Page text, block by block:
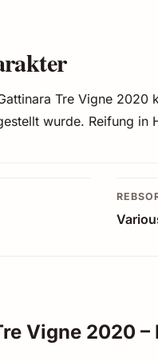
Tre Vigne 2020
wurde. Reifung in
Vigne 2020 –